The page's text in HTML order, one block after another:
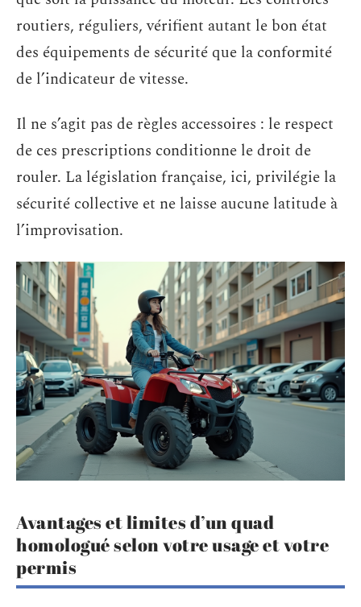
routiers, réguliers, vérifient autant le bon état
des équipements de sécurité que la conformité
de l’indicateur de vitesse.
Il ne s’agit pas de règles accessoires : le respect
de ces prescriptions conditionne le droit de
rouler. La législation française, ici, privilégie la
sécurité collective et ne laisse aucune latitude à
l’improvisation.
Avantages et limites d’un quad
homologué selon votre usage et votre
permis